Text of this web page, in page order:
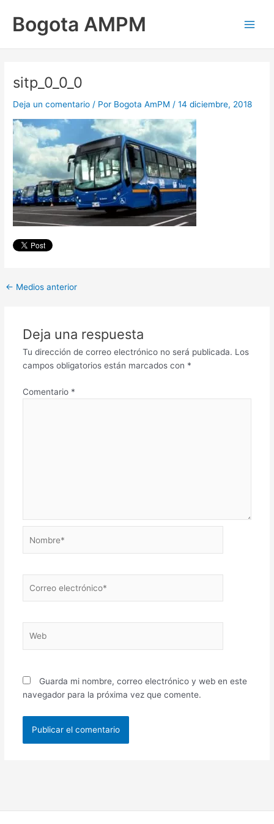
contenido
Bogota AMPM
sitp_0_0_0
Deja un comentario / Por Bogota AmPM /14 diciembre, 2018
← Medios anterior
Deja una respuesta
Tu dirección de correo electrónico no será publicada. Los
campos obligatorios están marcados con *
Comentario *
electrónico*
Guarda mi nombre, correo electrónico y web en este
navegador para la próxima vez que comente.